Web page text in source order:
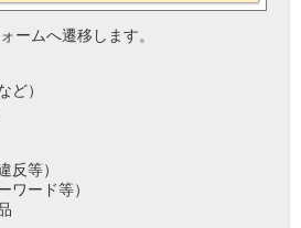
ームへ遷移します。
ど）
反等）
ワード等）